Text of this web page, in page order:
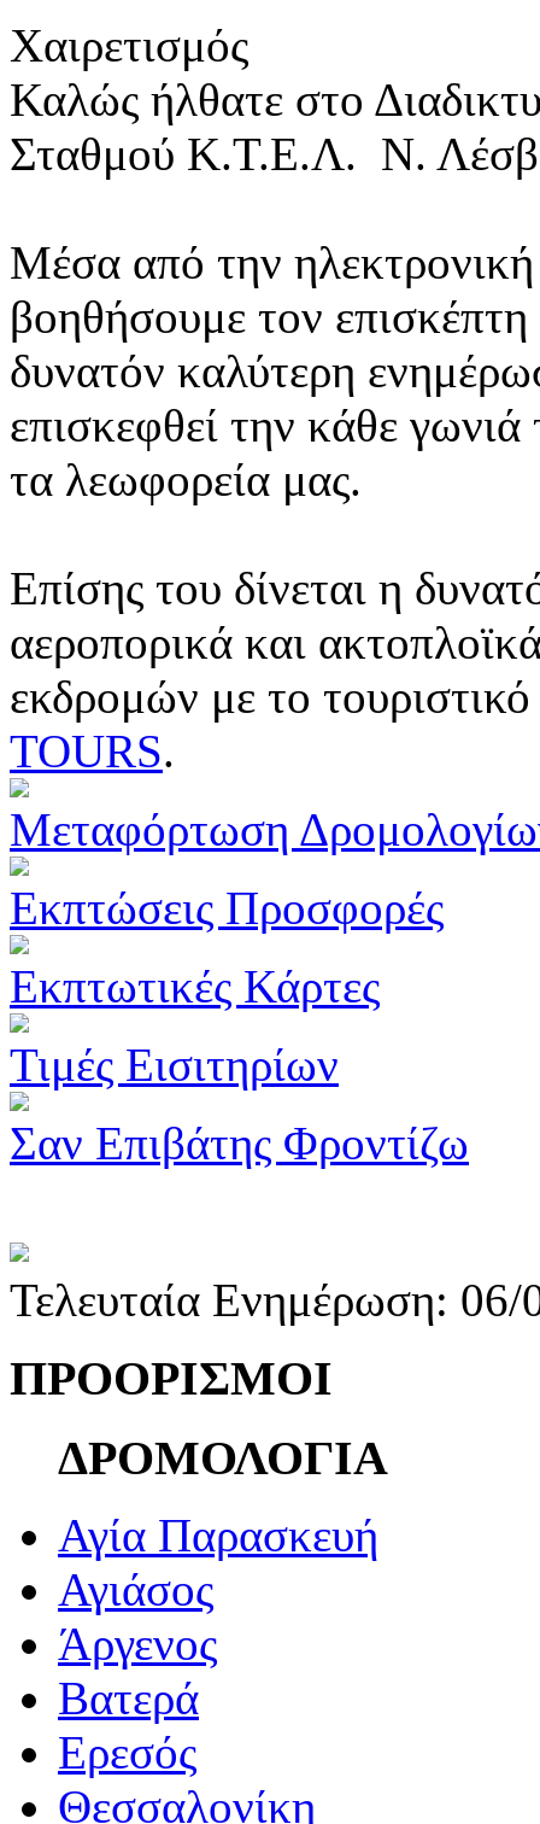
Χαιρετισμός
Καλώς ήλθατε στο
Σταθμού Κ.Τ.Ε.Λ. Ν.
Μέσα από την ηλεκτρονική
βοηθήσουμε τον
δυνατόν καλύτερη
επισκεφθεί την κάθε
τα λεωφορεία μας.
Επίσης του δίνεται η
αεροπορικά και
εκδρομών με το
TOURS.
Μεταφόρτωση
Εκπτώσεις Προσφορές
Εκπτωτικές Κάρτες
Τιμές Εισιτηρίων
Σαν Επιβάτης Φροντίζω
Τελευταία Ενημέρωση:
ΠΡΟΟΡΙΣΜΟΙ
ΔΡΟΜΟΛΟΓΙΑ
Αγία Παρασκευή
Αγιάσος
Άργενος
Βατερά
Ερεσός
Θεσσαλονίκη